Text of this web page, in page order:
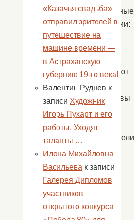
Конкурсные
номинации:
В
конкурсе
принимают
участие
коллективы
и
солисты-
исполнители
в
возрасте
от
до
7
«Казачья свадьба»
отправил зрителей в
путешествие на
машине времени —
в Астраханскую
губернию 19-го века!
Валентин Руднев к
записи Художник
Игорь Пухарт и его
работы. Уходят
таланты …
Илона Михайловна
Васильева к записи
Галерея Дипломов
участников
открытого конкурса